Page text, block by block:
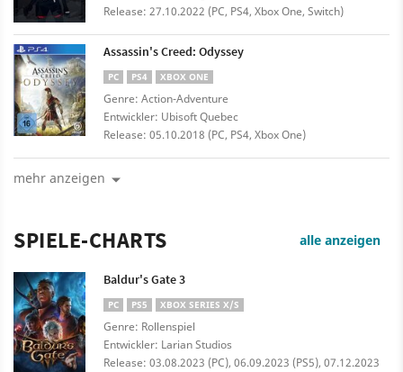
Release: 27.10.2022 (PC, PS4, Xbox One, Switch)
Assassin's Creed: Odyssey
PC PS4 XBOX ONE
Genre: Action-Adventure
Entwickler: Ubisoft Quebec
Release: 05.10.2018 (PC, PS4, Xbox One)
mehr anzeigen
SPIELE-CHARTS alle anzeigen
Baldur's Gate 3
PC PS5 XBOX SERIES X/S
Genre: Rollenspiel
Entwickler: Larian Studios
Release: 03.08.2023 (PC), 06.09.2023 (PS5), 07.12.2023